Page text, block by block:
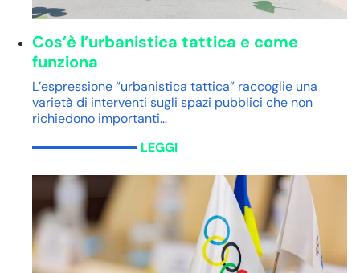
Cos’è l’urbanistica tattica e come
funziona
L’espressione “urbanistica tattica” raccoglie una
varietà di interventi sugli spazi pubblici che non
richiedono importanti…
LEGGI